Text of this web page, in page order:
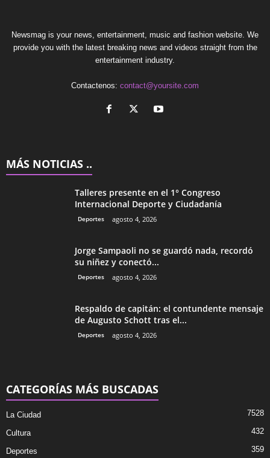
Newsmag is your news, entertainment, music and fashion website. We
provide you with the latest breaking news and videos straight from the
entertainment industry.
Contactenos: contact@yoursite.com
MÁS NOTICIAS ..
Talleres presente en el 1° Congreso
Internacional Deporte y Ciudadanía
Deportes agosto 4, 2026
Jorge Sampaoli no se guardó nada, recordó
su niñez y conectó...
Deportes agosto 4, 2026
Respaldo de capitán: el contundente mensaje
de Augusto Schott tras el...
Deportes agosto 4, 2026
CATEGORÍAS MÁS BUSCADAS
La Ciudad 7528
Cultura 432
Deportes 359